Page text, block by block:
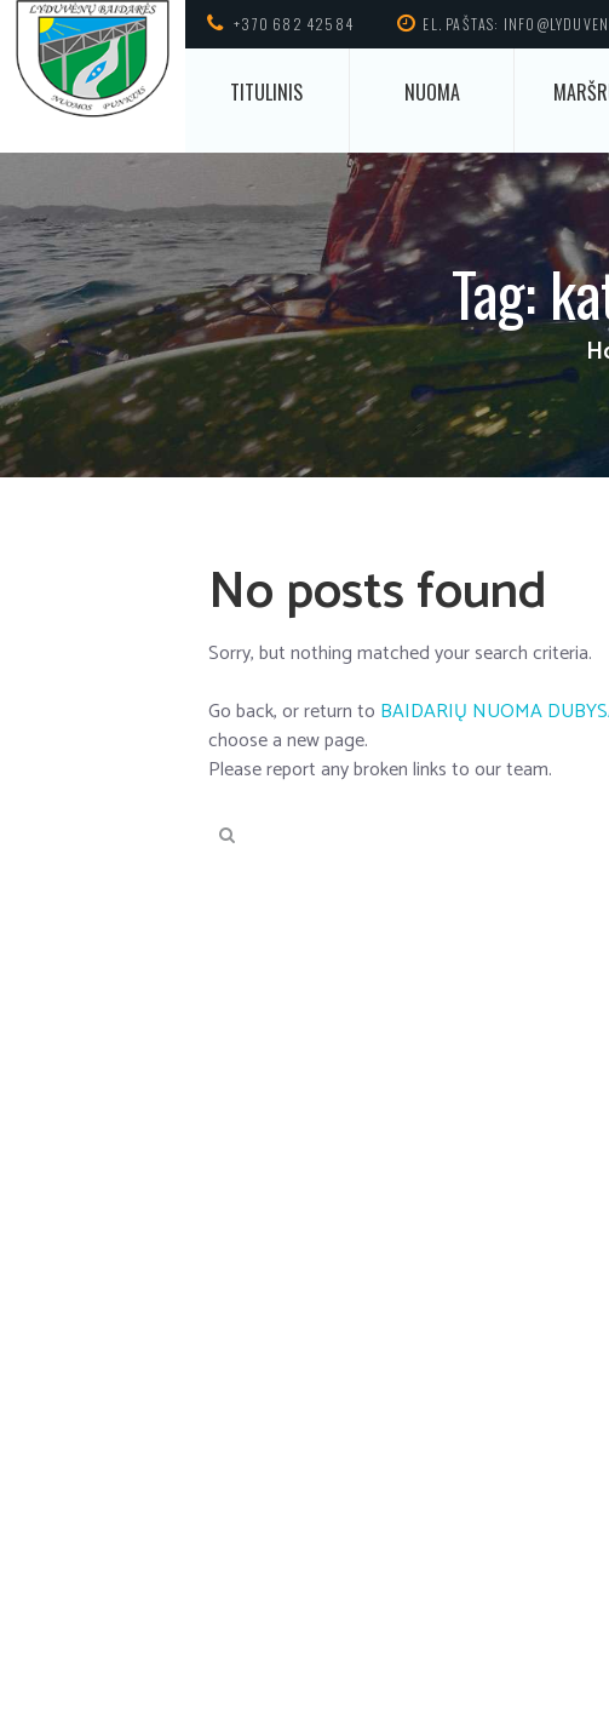
+370 682 42584 EL. PAŠTAS:
TITULINIS NUOMA
Tag:
No posts found
Sorry, but nothing matched your search criteria.
Go back, or return to BAIDARIŲ NUOMA
choose a new page.
Please report any broken links to our team.